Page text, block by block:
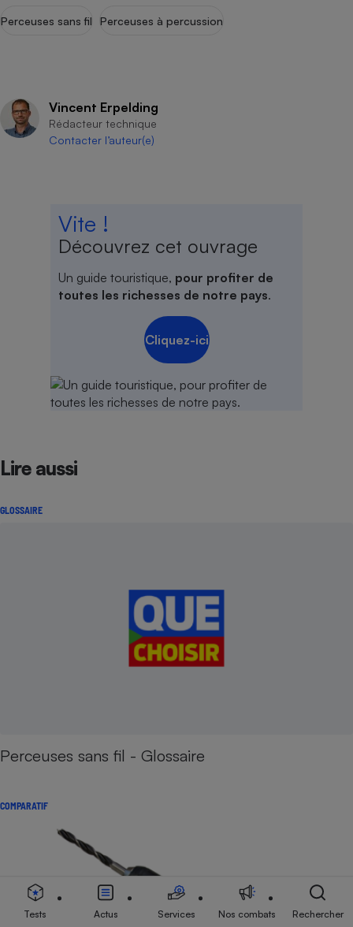
Perceuses sans fil Perceuses à percussion
Vincent Erpelding
Rédacteur technique
Contacter l’auteur(e)
Vite !
Découvrez cet ouvrage
Un guide touristique, pour profiter de
toutes les richesses de notre pays.
Cliquez-ici
Lire aussi
GLOSSAIRE
Perceuses sans fil - Glossaire
COMPARATIF
Tests Actus Services Nos combats Rechercher